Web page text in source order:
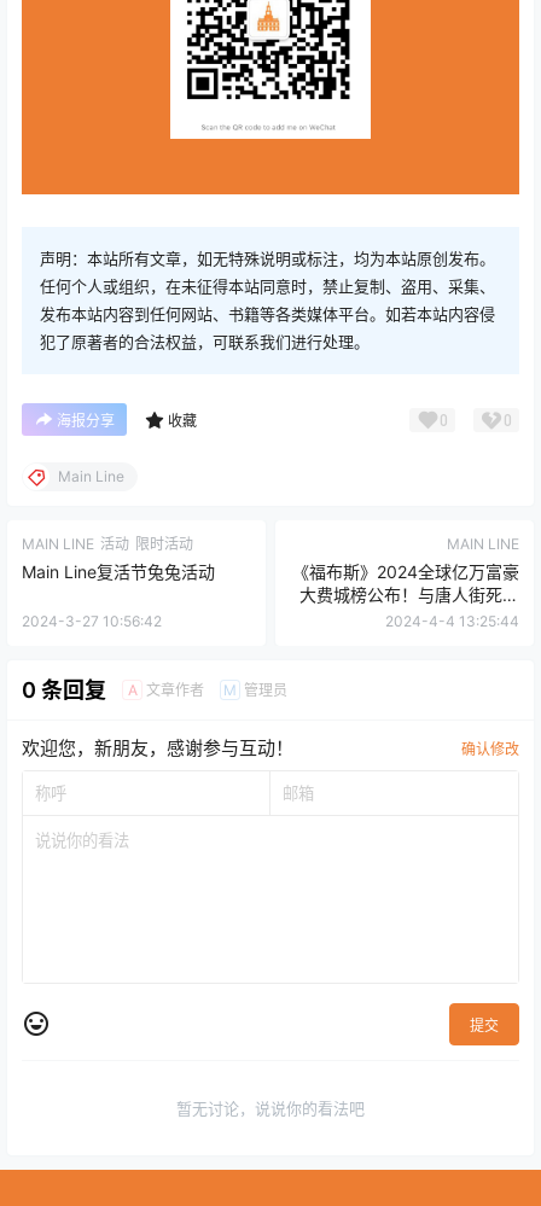
声明：本站所有文章，如无特殊说明或标注，均为本站原创发布。
任何个人或组织，在未征得本站同意时，禁止复制、盗用、采集、
发布本站内容到任何网站、书籍等各类媒体平台。如若本站内容侵
犯了原著者的合法权益，可联系我们进行处理。
海报分享 收藏 0 0
Main Line
MAIN LINE 活动 限时活动
Main Line复活节兔兔活动
2024-3-27 10:56:42
MAIN LINE
《福布斯》2024全球亿万富豪
大费城榜公布！与唐人街死磕
的他首次上榜！宾州首富财富
2024-4-4 13:25:44
0 条回复 A 文章作者 M 管理员
欢迎您，新朋友，感谢参与互动！ 确认修改
提交
暂无讨论，说说你的看法吧